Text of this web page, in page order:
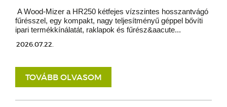
A Wood-Mizer a HR250 kétfejes vízszintes hosszantvágó
fűrésszel, egy kompakt, nagy teljesítményű géppel bővíti
ipari termékkínálatát, raklapok és fűrész&aacute...
2026.07.22.
TOVÁBB OLVASOM